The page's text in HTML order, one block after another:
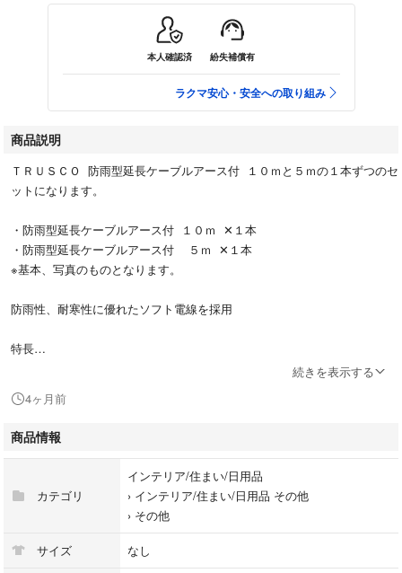
本人確認済 紛失補償有
ラクマ安心・安全への取り組み
商品説明
ＴＲＵＳＣＯ 防雨型延長ケーブルアース付 １０ｍと５ｍの１本ずつのセ
ットになります。
・防雨型延長ケーブルアース付 １０ｍ ✕１本
・防雨型延長ケーブルアース付 ５ｍ ✕１本
※基本、写真のものとなります。
防雨性、耐寒性に優れたソフト電線を採用
特長
防雨性、耐寒性に優れたソフト電線（S-VCT1.25mm²電線）を採用してい
屋外作業に便利な防雨型です。
返品不可とさせて頂きますので、ご了承くださいませ。
発送は防雨対策を実施の上、緩衝材にて包み、発送させて頂きます。
（週末、土日の発送は出来ない可能性があります。）
続きを表示する
4ヶ月前
商品情報
カテゴリ
インテリア/住まい/日用品
› インテリア/住まい/日用品 その他
› その他
サイズ なし